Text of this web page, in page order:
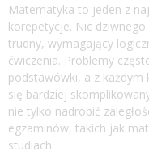
Matematyka to jeden z
korepetycje. Nic
trudny, wymagający
ćwiczenia. Problemy
podstawówki, a z każdym
się bardziej
nie tylko nadrobić
egzaminów, takich jak
studiach.